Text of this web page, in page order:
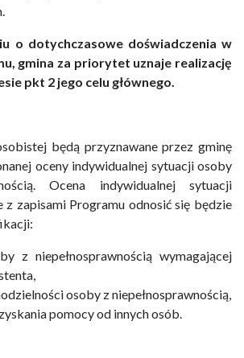
o dotychczasowe doświadczenia w
gmina za priorytet uznaje realizację
pkt 2 jego celu głównego.
będą przyznawane przez gminę
oceny indywidualnej sytuacji osoby
Ocena indywidualnej sytuacji
z zapisami Programu odnosić się będzie
z niepełnosprawnością wymagającej
osoby z niepełnosprawnością,
pomocy od innych osób.